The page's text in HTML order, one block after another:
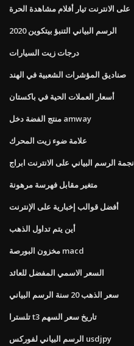
على الانترنت تيار أفلام مشاهدة الحرة
الرسم البياني التنبؤ بيتكوين 2020
درجات زيت السيارات
صناديق المؤشرات الشعبية في الهند
أسعار العملات الحية في باكستان
منتج الفضة دخل amway
علامة ضوء زيت المحرك
نجمة الرسم البياني على الانترنت ابراج
متغير مقابل فهرسة مرهونة
أفضل قوالب إخبارية على الإنترنت
أين يتم تداول الذهب
مخزون البورصة macd
السعر الاسمي المفضل للعائد
سعر الذهب 20 سنة الرسم البياني
تلسترا t3 تاريخ سعر السهم
الرسم البياني لفوركس usdjpy